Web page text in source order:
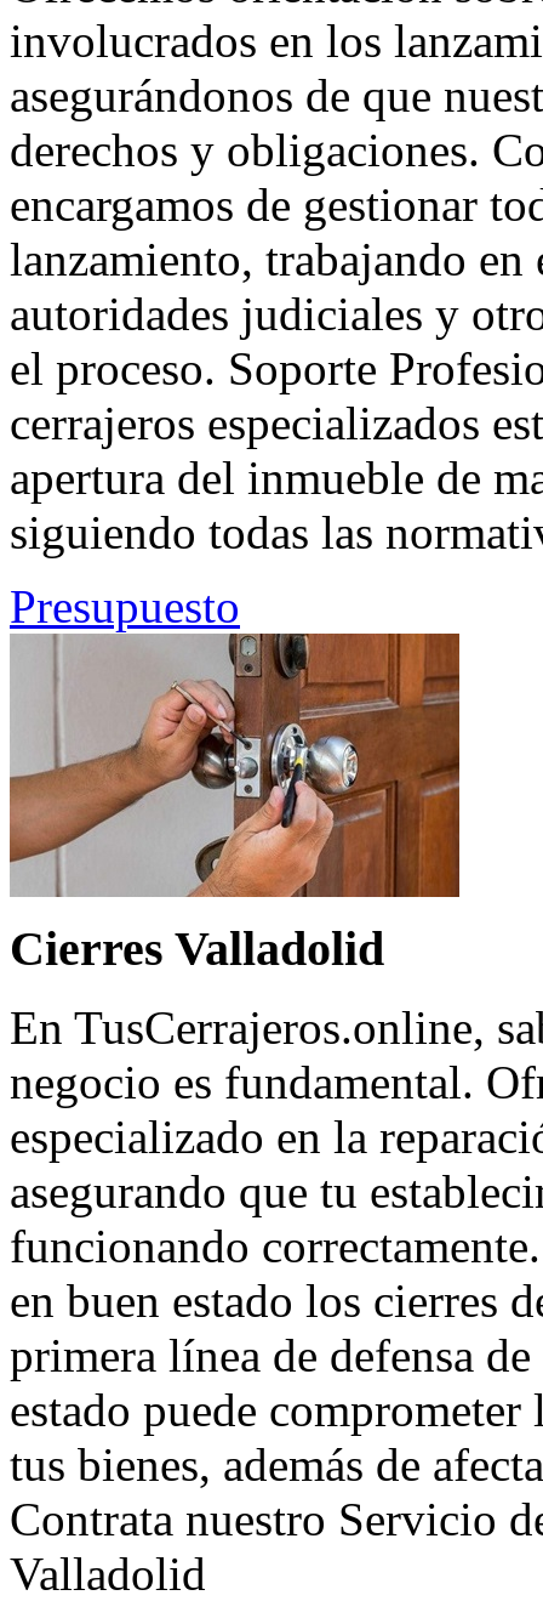
involucrados en los
asegurándonos de que
derechos y obligaciones.
encargamos de gestionar
lanzamiento, trabajando en
autoridades judiciales y
el proceso. Soporte
cerrajeros especializados
apertura del inmueble de
siguiendo todas las
Presupuesto
Cierres Valladolid
En TusCerrajeros.online,
negocio es fundamental.
especializado en la
asegurando que tu
funcionando
en buen estado los cierres
primera línea de defensa
estado puede
tus bienes, además de
Contrata nuestro Servicio
Valladolid